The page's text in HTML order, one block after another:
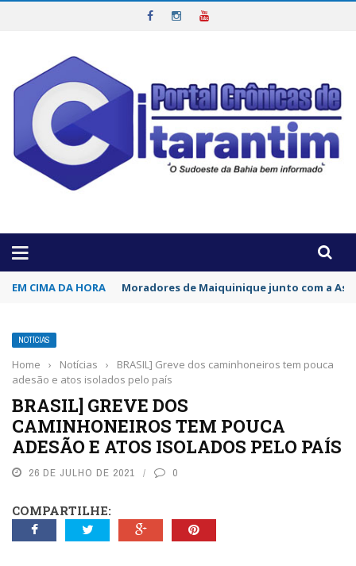
EM CIMA DA HORA Vereadores trocaram socos durante
NOTÍCIAS
Home › Notícias ›
BRASIL] Greve dos caminhoneiros tem pouca
adesão e atos isolados pelo país
BRASIL] GREVE DOS
CAMINHONEIROS TEM POUCA
ADESÃO E ATOS ISOLADOS PELO PAÍS
26 DE JULHO DE 2021 0
COMPARTILHE: